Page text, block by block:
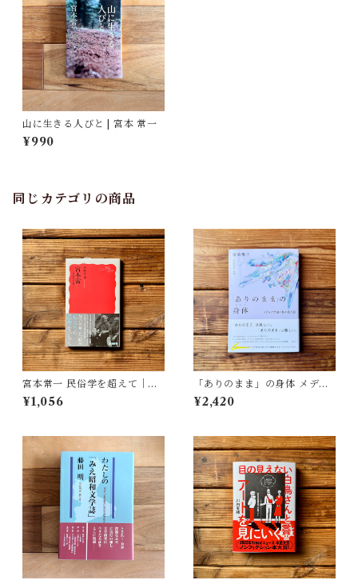
山に生きる人びと | 宮本 常一
¥990
同じカテゴリの商品
宮本常一 民俗学を超えて｜木
村 哲也
¥1,056
「ありのまま」の身体 メディ
アが描く私の見た目 | 藤嶋 陽
子(著)
¥2,420